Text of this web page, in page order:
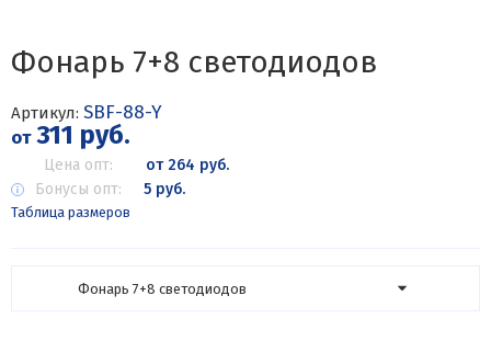
Фонарь 7+8 светодиодов
Артикул: SBF-88-Y
от311 руб.
Цена опт:
от 264 руб.
Бонусы опт:
5 руб.
Таблица размеров
Фонарь 7+8 светодиодов